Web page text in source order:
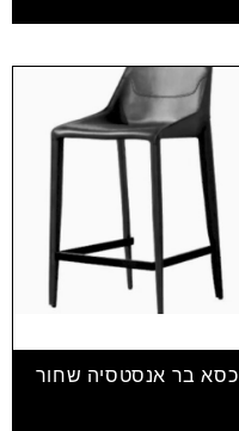
כסא בר אנסטסיה שחור